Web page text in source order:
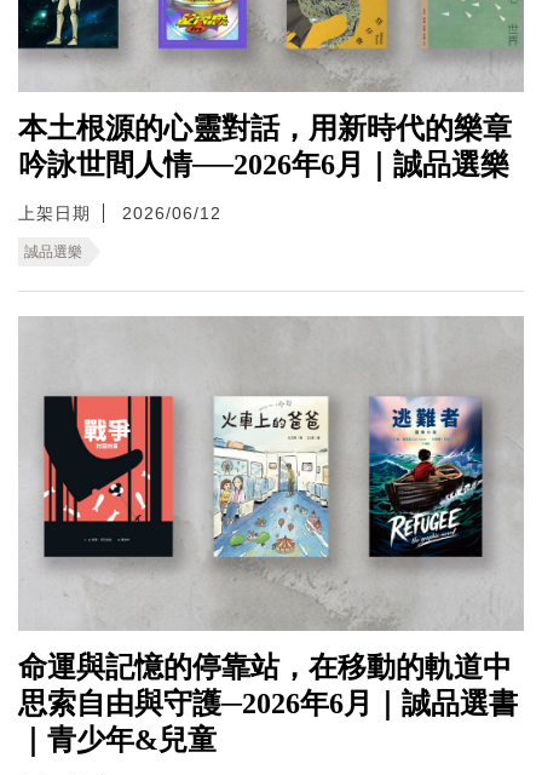
本土根源的心靈對話，用新時代的樂章
吟詠世間人情──2026年6月｜誠品選樂
上架日期 2026/06/12
誠品選樂
命運與記憶的停靠站，在移動的軌道中
思索自由與守護─2026年6月｜誠品選書
｜青少年&兒童